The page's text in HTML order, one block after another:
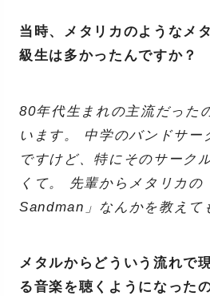
当時、メタリカのようなメ
級生は多かったんですか？
80年代生まれの主流だった
います。 中学のバンドサー
ですけど、特にそのサーク
くて。 先輩からメタリカの
Sandman」なんかを教えて
メタルからどういう流れで
る音楽を聴くようになった